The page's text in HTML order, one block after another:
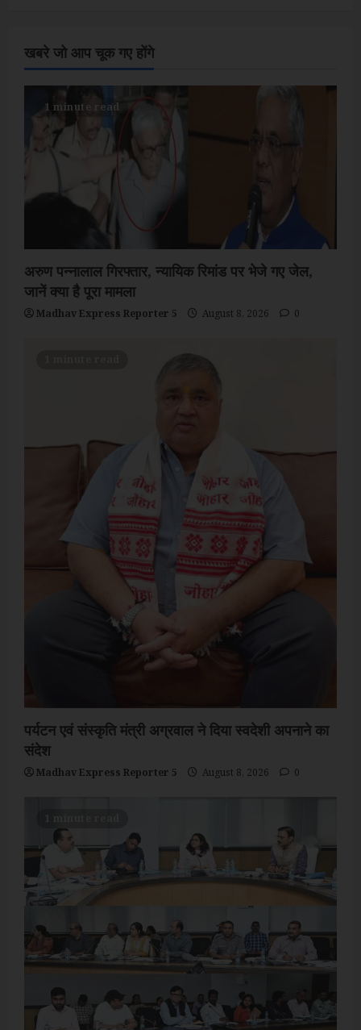
खबरे जो आप चूक गए होंगे
1 minute read
अरुण पन्नालाल गिरफ्तार, न्यायिक रिमांड पर भेजे गए जेल,
जानें क्या है पूरा मामला
Madhav Express Reporter 5 August 8, 2026 0
पर्यटन एवं संस्कृति मंत्री अग्रवाल ने दिया स्वदेशी अपनाने का
संदेश
Madhav Express Reporter 5 August 8, 2026 0